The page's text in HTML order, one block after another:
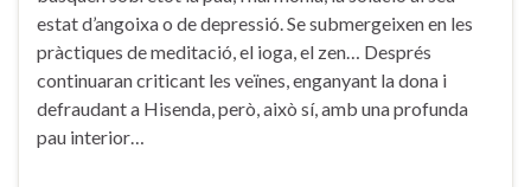
estat d’angoixa o de depressió. Se submergeixen en les
pràctiques de meditació, el ioga, el zen… Després
continuaran criticant les veïnes, enganyant la dona i
defraudant a Hisenda, però, això sí, amb una profunda
pau interior…